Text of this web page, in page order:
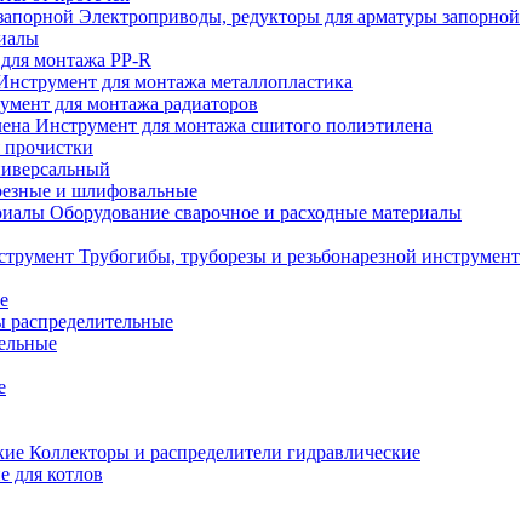
Электроприводы, редукторы для арматуры запорной
монтажа PP-R
для монтажа металлопластика
для монтажа радиаторов
Инструмент для монтажа сшитого полиэтилена
и шлифовальные
Оборудование сварочное и расходные материалы
Трубогибы, труборезы и резьбонарезной инструмент
распределительные
Коллекторы и распределители гидравлические
для котлов